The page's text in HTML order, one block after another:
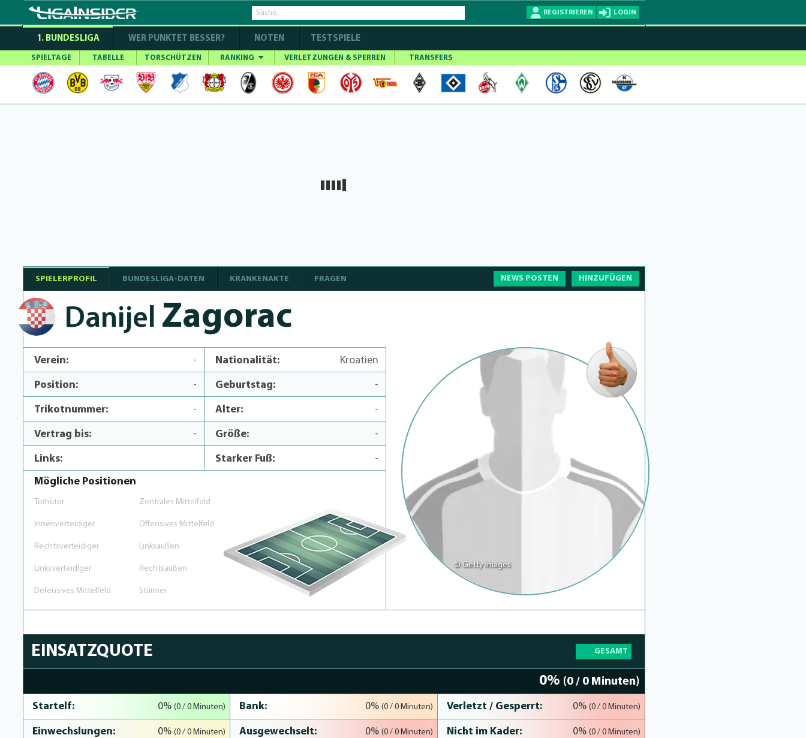
REGISTRIEREN LOGIN
1. BUNDESLIGA WER PUNKTET BESSER? NOTEN TESTSPIELE
SPIELTAGE TABELLE TORSCHÜTZEN RANKING VERLETZUNGEN & SPERREN TRANSFERS
SPIELERPROFIL BUNDESLIGA-DATEN KRANKENAKTE FRAGEN NEWS POSTEN HINZUFÜGEN
Danijel Zagorac
Verein: -
Position: -
Trikotnummer: -
Vertrag bis: -
Links:
Nationalität: Kroatien
Geburtstag: -
Alter: -
Größe: -
Starker Fuß:
-
Mögliche Positionen
Torhüter Zentrales Mittelfeld
Innenverteidiger Offensives Mittelfeld
Rechtsverteidiger Linksaußen
Linksverteidiger Rechtsaußen
Defensives Mittelfeld Stürmer
© Getty images
EINSATZQUOTE GESAMT
0% (0 / 0 Minuten)
Startelf: 0%(0 / 0 Minuten) Bank: 0% (0 / 0 Minuten) Verletzt / Gesperrt: 0% (0 / 0 Minuten)
Einwechslungen: 0%(0 / 0 Minuten) Ausgewechselt: 0% (0 / 0 Minuten) Nicht im Kader: 0% (0 / 0 Minuten)